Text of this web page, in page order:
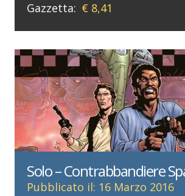
Gazzetta: € 8,41
Solo – Contrabbandiere
Pubblicato il: 16 Marzo 2016